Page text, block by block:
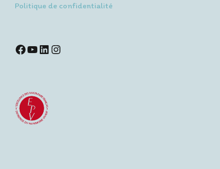
Politique de confidentialité
Facebook YouTube LinkedIn Instagram